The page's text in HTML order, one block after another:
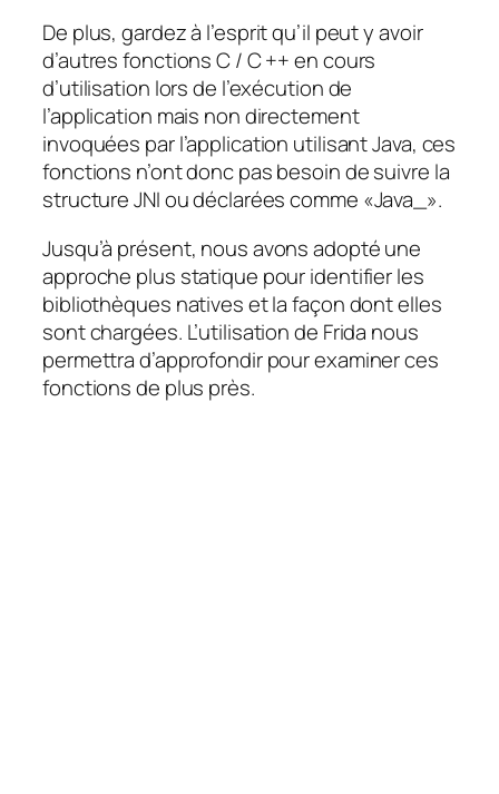
De plus, gardez à l’esprit qu’il peut y avoir
d’autres fonctions C / C ++ en cours
d’utilisation lors de l’exécution de
l’application mais non directement
invoquées par l’application utilisant Java, ces
fonctions n’ont donc pas besoin de suivre la
structure JNI ou déclarées comme «Java_».
Jusqu’à présent, nous avons adopté une
approche plus statique pour identifier les
bibliothèques natives et la façon dont elles
sont chargées. L’utilisation de Frida nous
permettra d’approfondir pour examiner ces
fonctions de plus près.